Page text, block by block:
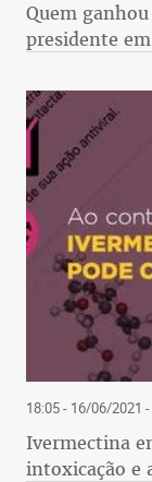
Quem
presidente
18:05 - 16/06/2021
Ivermectina
intoxicação e